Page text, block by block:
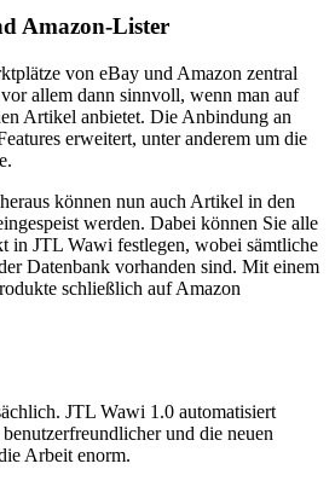
Amazon-Lister
von eBay und Amazon zentral
allem dann sinnvoll, wenn man auf
Artikel anbietet. Die Anbindung an
erweitert, unter anderem um die
können nun auch Artikel in den
werden. Dabei können Sie alle
in JTL Wawi festlegen, wobei sämtliche
Datenbank vorhanden sind. Mit einem
schließlich auf Amazon
JTL Wawi 1.0 automatisiert
und die neuen
Arbeit enorm.